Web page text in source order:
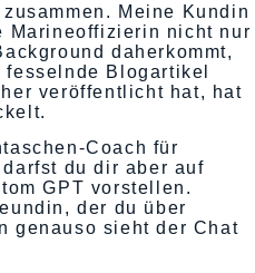
Meine Kundin
Marineoffizierin nicht nur
daherkommt,
Blogartikel
veröffentlicht hat, hat
Coach für
du dir aber auf
GPT vorstellen.
der du über
genauso sieht der Chat